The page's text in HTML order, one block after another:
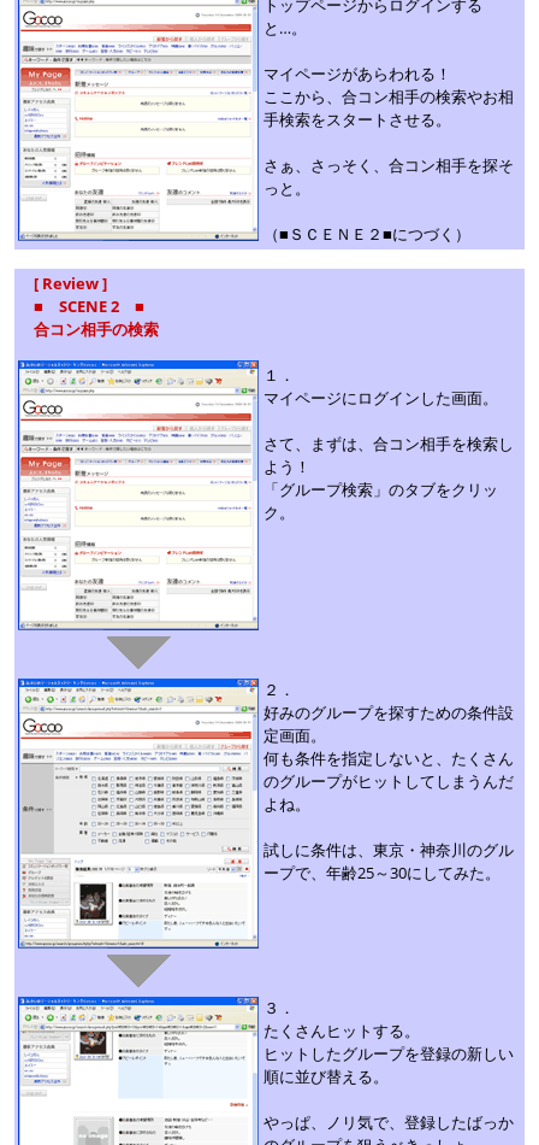
トップページからログインする
と…。
マイページがあらわれる！
ここから、合コン相手の検索やお相
手検索をスタートさせる。
さぁ、さっそく、合コン相手を探そ
っと。
（■ＳＣＥＮＥ２■につづく）
[ Review ]
■ SCENE 2 ■
合コン相手の検索
１．
マイページにログインした画面。
さて、まずは、合コン相手を検索し
よう！
「グループ検索」のタブをクリッ
ク。
２．
好みのグループを探すための条件設
定画面。
何も条件を指定しないと、たくさん
のグループがヒットしてしまうんだ
よね。
試しに条件は、東京・神奈川のグル
ープで、年齢25～30にしてみた。
３．
たくさんヒットする。
ヒットしたグループを登録の新しい
順に並び替える。
やっぱ、ノリ気で、登録したばっか